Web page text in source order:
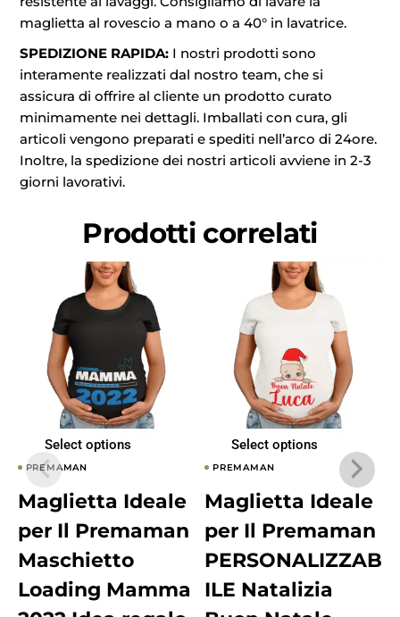
maglietta al rovescio a mano o a 40° in lavatrice.
SPEDIZIONE RAPIDA: I nostri prodotti sono
interamente realizzati dal nostro team, che si
assicura di offrire al cliente un prodotto curato
minimamente nei dettagli. Imballati con cura, gli
articoli vengono preparati e spediti nell’arco di 24ore.
Inoltre, la spedizione dei nostri articoli avviene in 2-3
giorni lavorativi.
Prodotti correlati
Select options
PREMAMAN
Maglietta Ideale
per Il Premaman
Maschietto
Loading Mamma
Select options
PREMAMAN
Maglietta Ideale
per Il Premaman
PERSONALIZZAB
ILE Natalizia